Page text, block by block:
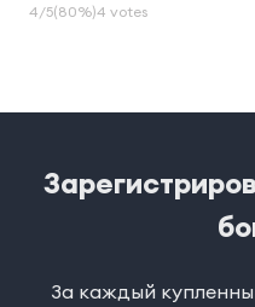
4 /5(80%)4 votes
За каждый